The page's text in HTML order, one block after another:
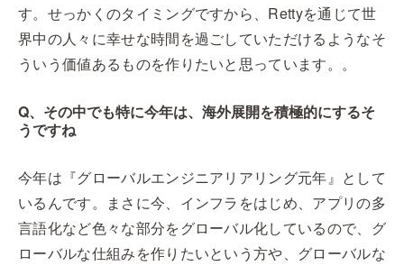
す。せっかくのタイミングですから、Rettyを通じて世
界中の人々に幸せな時間を過ごしていただけるようなそ
ういう価値あるものを作りたいと思っています。。
Q、その中でも特に今年は、海外展開を積極的にするそ
うですね
今年は『グローバルエンジニアリアリング元年』として
いるんです。まさに今、インフラをはじめ、アプリの多
言語化など色々な部分をグローバル化しているので、グ
ローバルな仕組みを作りたいという方や、グローバルな